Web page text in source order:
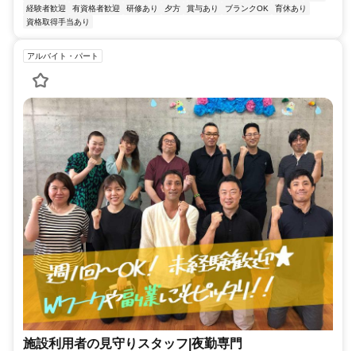
経験者歓迎 有資格者歓迎 研修あり 夕方 賞与あり ブランクOK
育休あり
資格取得手当あり
アルバイト・パート
施設利用者の見守りスタッフ|夜勤専門